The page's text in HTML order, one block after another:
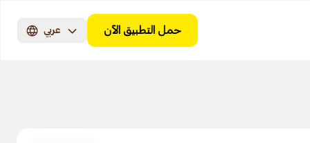
حمل التطبيق الآن عربي